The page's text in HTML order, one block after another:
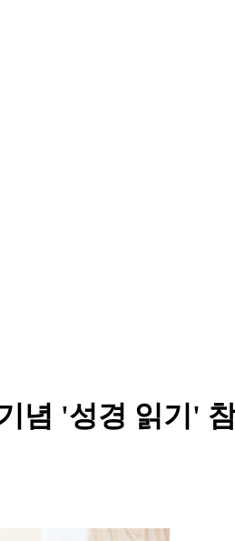
념 '성경 읽기'